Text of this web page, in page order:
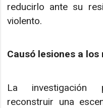
reducirlo ante su
violento.
Causó lesiones a
La investigación
reconstruir una